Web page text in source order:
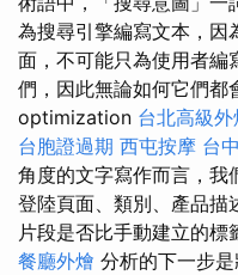
為搜尋引擎編寫文本，因
面，不可能只為使用者編
們，因此無論如何它們
optimization 台北高級外
台胞證過期 西屯按摩 台
角度的文字寫作而言，我
登陸頁面、類別、產品描
片段是否比手動建立的標
餐廳外燴 分析的下一步